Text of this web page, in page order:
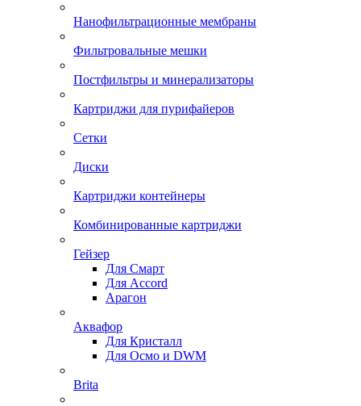
Нанофильтрационные мембраны
Фильтровальные мешки
Постфильтры и минерализаторы
Картриджи для пурифайеров
Сетки
Диски
Картриджи контейнеры
Комбинированные картриджи
Гейзер
Для Смарт
Для Accord
Арагон
Аквафор
Для Кристалл
Для Осмо и DWM
Brita